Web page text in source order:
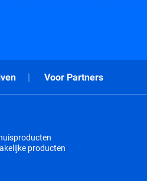
Voor Partners
producten